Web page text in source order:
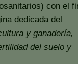
con el
dedicada del
y ganadería,
del suelo y